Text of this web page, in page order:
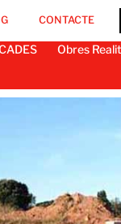
CONTACTE
Obres